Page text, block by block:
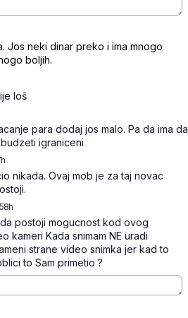
Jos neki dinar preko i ima mnogo
boljih.
loš
para dodaj jos malo. Pa da ima da
igraniceni
nikada. Ovaj mob je za taj novac
postoji mogucnost kod ovog
kameri Kada snimam NE uradi
strane video snimka jer kad to
to Sam primetio ?